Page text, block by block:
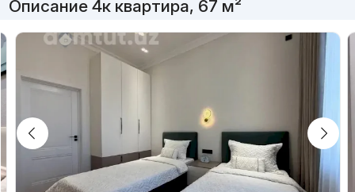
Описание 4к квартира, 67 м²